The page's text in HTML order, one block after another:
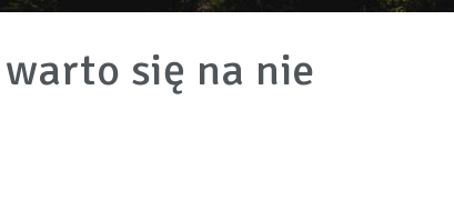
się na nie